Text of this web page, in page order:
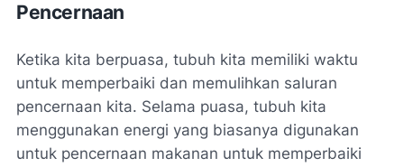
Pencernaan
Ketika kita berpuasa, tubuh kita memiliki waktu
untuk memperbaiki dan memulihkan saluran
pencernaan kita. Selama puasa, tubuh kita
menggunakan energi yang biasanya digunakan
untuk pencernaan makanan untuk memperbaiki